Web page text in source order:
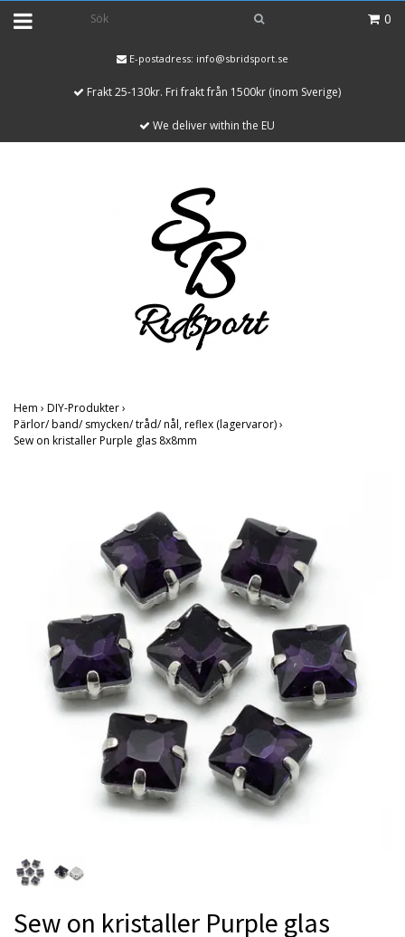
0
E-postadress: info@sbridsport.se
Frakt 25-130kr. Fri frakt från 1500kr (inom Sverige)
We deliver within the EU
Hem › DIY-Produkter›
Pärlor/ band/ smycken/ tråd/ nål, reflex (lagervaror)›
Sew on kristaller Purple glas 8x8mm
Sew on kristaller Purple glas